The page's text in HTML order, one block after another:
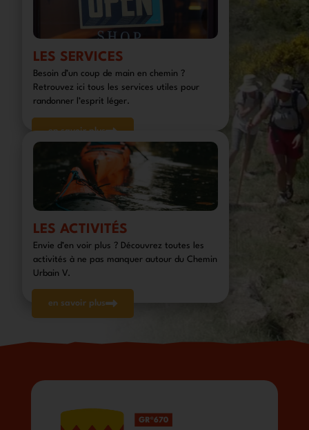
LES SERVICES
Besoin d’un coup de main en chemin ?
Retrouvez ici tous les services utiles pour
randonner l’esprit léger.
en savoir plus
LES ACTIVITÉS
Envie d’en voir plus ? Découvrez toutes les
activités à ne pas manquer autour du Chemin
Urbain V.
en savoir plus